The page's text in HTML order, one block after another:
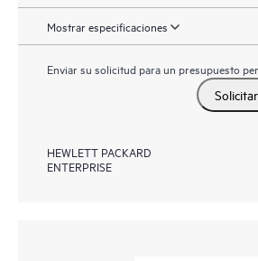
Mostrar especificaciones
Enviar su solicitud para un presupuesto
HEWLETT PACKARD
ENTERPRISE